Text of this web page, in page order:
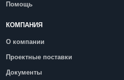
Помощь
КОМПАНИЯ
О компании
Проектные поставки
Документы